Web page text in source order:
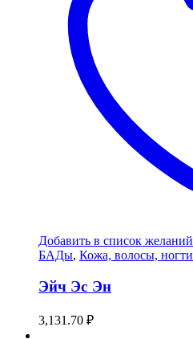
Добавить в список желаний
БАДы, Кожа, волосы, ногти
Эйч Эс Эн
3,131.70 ₽